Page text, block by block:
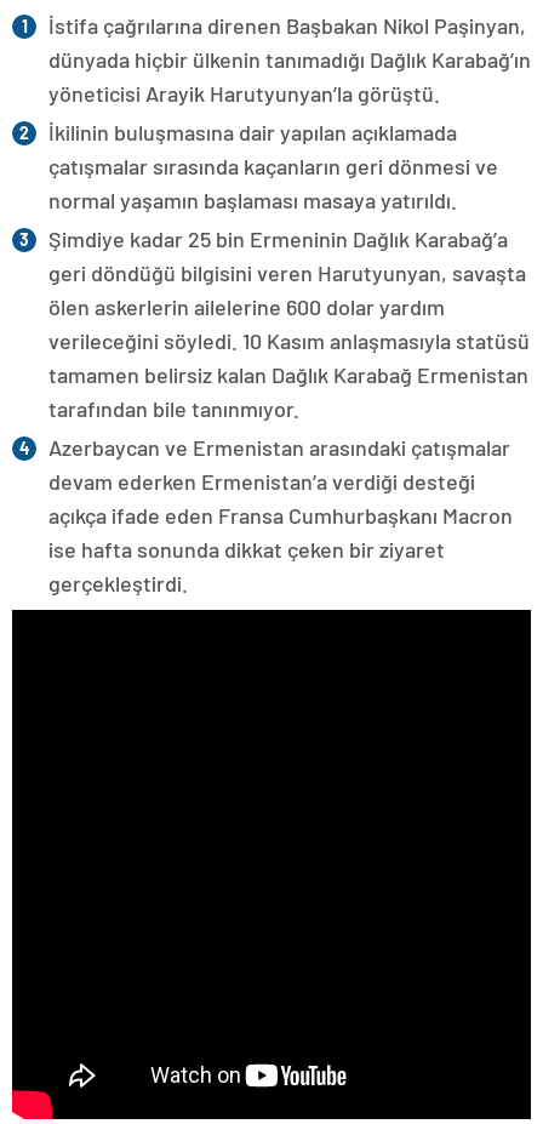
İstifa çağrılarına direnen Başbakan Nikol Paşinyan,
dünyada hiçbir ülkenin tanımadığı Dağlık Karabağ’ın
yöneticisi Arayik Harutyunyan’la görüştü.
İkilinin buluşmasına dair yapılan açıklamada
çatışmalar sırasında kaçanların geri dönmesi ve
normal yaşamın başlaması masaya yatırıldı.
Şimdiye kadar 25 bin Ermeninin Dağlık Karabağ’a
geri döndüğü bilgisini veren Harutyunyan, savaşta
ölen askerlerin ailelerine 600 dolar yardım
verileceğini söyledi. 10 Kasım anlaşmasıyla statüsü
tamamen belirsiz kalan Dağlık Karabağ Ermenistan
tarafından bile tanınmıyor.
Azerbaycan ve Ermenistan arasındaki çatışmalar
devam ederken Ermenistan’a verdiği desteği
açıkça ifade eden Fransa Cumhurbaşkanı Macron
ise hafta sonunda dikkat çeken bir ziyaret
gerçekleştirdi.